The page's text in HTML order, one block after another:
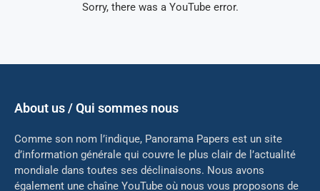
Sorry, there was a YouTube error.
About us / Qui sommes nous
Comme son nom l’indique, Panorama Papers est un site
d’information générale qui couvre le plus clair de l’actualité
mondiale dans toutes ses déclinaisons. Nous avons
également une chaîne YouTube où nous vous proposons de